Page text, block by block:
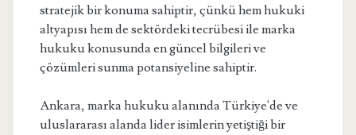
stratejik bir konuma sahiptir, çünkü hem hukuki
altyapısı hem de sektördeki tecrübesi ile marka
hukuku konusunda en güncel bilgileri ve
çözümleri sunma potansiyeline sahiptir.
Ankara, marka hukuku alanında Türkiye'de ve
uluslararası alanda lider isimlerin yetiştiği bir